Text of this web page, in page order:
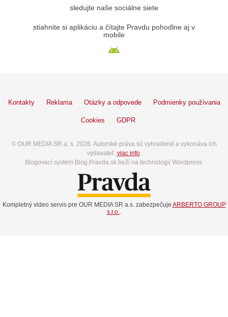
sledujte naše sociálne siete
stiahnite si aplikáciu a čítajte Pravdu pohodlne aj v
mobile
Kontakty Reklama Otázky a odpovede Podmienky používania
Cookies GDPR
© OUR MEDIA SR a. s. 2026. Autorské práva sú vyhradené a vykonáva ich
vydavateľ, viac info.
Blogovací systém Blog.Pravda.sk beží na technológií Wordpress.
Kompletný video servis pre OUR MEDIA SR a.s. zabezpečuje ARBERTO GROUP
s.r.o.